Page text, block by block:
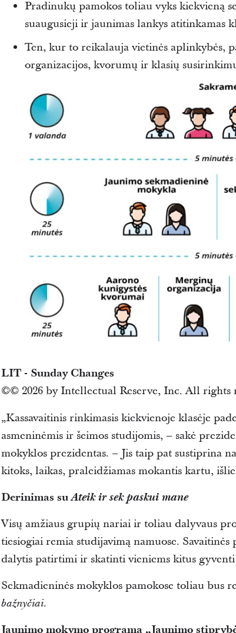
Pradinukų pamokos toliau vyks kiekvieną
suaugusieji ir jaunimas lankys atitinkamas
Ten, kur to reikalauja vietinės aplinkybės,
organizacijos, kvorumų ir klasių
LIT - Sunday Changes
© 2026 by Intellectual Reserve, Inc. All rights
„Kassavaitinis rinkimasis kiekvienoje klasėje
asmeninėmis ir šeimos studijomis, – sakė
mokyklos prezidentas. – Jis taip pat sustiprina
kitoks, laikas, praleidžiamas mokantis kartu,
Derinimas suAteik ir sek paskui mane
Visų amžiaus grupių nariai ir toliau dalyvaus
tiesiogiai remia studijavimą namuose.
dalytis patirtimi ir skatinti vieniems kitus
Sekmadieninės mokyklos pamokose toliau bus
bažnyčiai.
Jaunimo mokymo programa „Jaunimo